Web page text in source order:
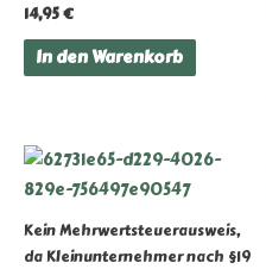
Bewertet
mit
0
von
14,95€
In den Warenkorb
Kein Mehrwertsteuerausweis,
da Kleinunternehmer nach §19